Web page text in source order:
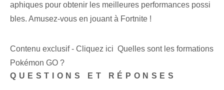
aphiques pour obtenir les meilleures performances possi
bles. Amusez-vous en jouant à Fortnite !
Contenu exclusif - Cliquez ici Quelles sont les formations
Pokémon GO ?
QUESTIONS ET RÉPONSES